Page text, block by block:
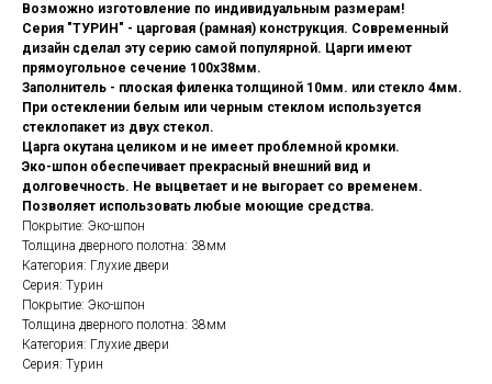
Возможно изготовление по индивидуальным размерам!
Серия "ТУРИН" - царговая (рамная) конструкция. Современный
дизайн сделал эту серию самой популярной. Царги имеют
прямоугольное сечение 100х38мм.
Заполнитель - плоская филенка толщиной 10мм. или стекло 4мм.
При остеклении белым или черным стеклом используется
стеклопакет из двух стекол.
Царга окутана целиком и не имеет проблемной кромки.
Эко-шпон обеспечивает прекрасный внешний вид и
долговечность. Не выцветает и не выгорает со временем.
Позволяет использовать любые моющие средства.
Покрытие: Эко-шпон
Толщина дверного полотна: 38мм
Категория: Глухие двери
Серия: Турин
Покрытие: Эко-шпон
Толщина дверного полотна: 38мм
Категория: Глухие двери
Серия: Турин